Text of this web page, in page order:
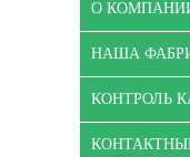
О
НАША
КОНТРОЛЬ